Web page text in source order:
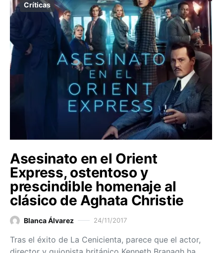
Críticas
Asesinato en el Orient
Express, ostentoso y
prescindible homenaje al
clásico de Aghata Christie
Blanca Álvarez 24/11/2017
Tras el éxito de La Cenicienta, parece que el actor,